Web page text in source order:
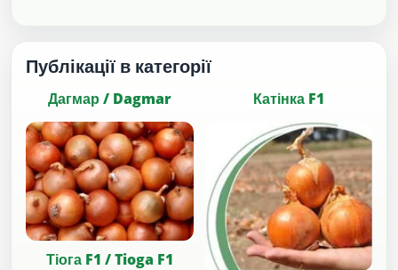
Публікації в категорії
Дагмар / Dagmar Катінка F1
Тіога F1 / Tioga F1